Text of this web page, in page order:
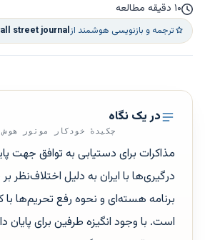
۱۰ دقیقه مطالعه
ترجمه و بازنویسی هوشمند ازstreet journal
در یک نگاه
چکیدهٔ خودکار موتور
مذاکرات برای دستیابی به توافق جهت
درگیری‌ها با ایران به دلیل اختلاف‌نظر
برنامه هسته‌ای و نحوه رفع تحریم‌ها
است. با وجود انگیزه طرفین برای